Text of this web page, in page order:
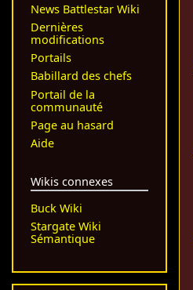
News Battlestar Wiki
Dernières
modifications
Portails
Babillard des chefs
Portail de la
communauté
Page au hasard
Aide
Wikis connexes
Buck Wiki
Stargate Wiki
Sémantique